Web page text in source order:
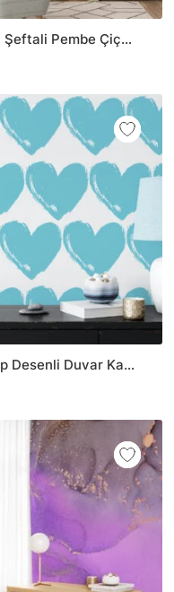
Abstract Soft Şeftali Pembe Çiçekli Duvar Kağıdı, Romantik Çiçek Desenli 3D Duvar Kağıdı
Açık Mavi Kalp Desenli Duvar Kağıdı, Mavi Kalp Desenli Bebek Odası 3D Duvar Posteri